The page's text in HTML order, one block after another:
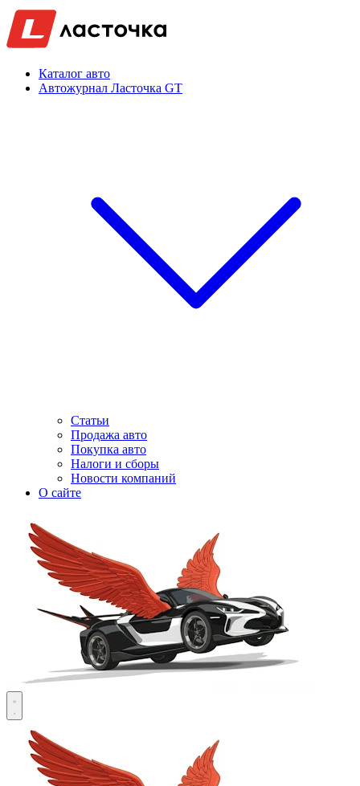
Каталог авто
Автожурнал Ласточка GT
Статьи
Продажа авто
Покупка авто
Налоги и сборы
Новости компаний
О сайте